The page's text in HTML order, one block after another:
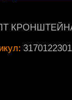
3170122301